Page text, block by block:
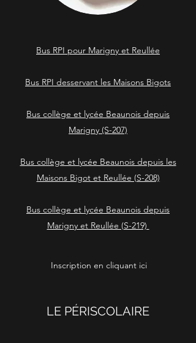
Bus RPI pour Marigny et Reullée
Bus RPI desservant les Maisons Bigots
Bus collège et lycée Beaunois depuis
Marigny (S-207)
Bus collège et lycée Beaunois depuis les
Maisons Bigot et Reullée (S-208)
Bus collège et lycée Beaunois depuis
Marigny et Reullée (S-219)
Inscription en cliquant ici
LE PÉRISCOLAIRE